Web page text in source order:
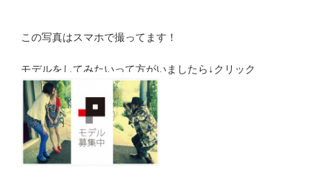
この写真はスマホで撮ってます！
モデルをしてみたいって方がいましたら↓クリック